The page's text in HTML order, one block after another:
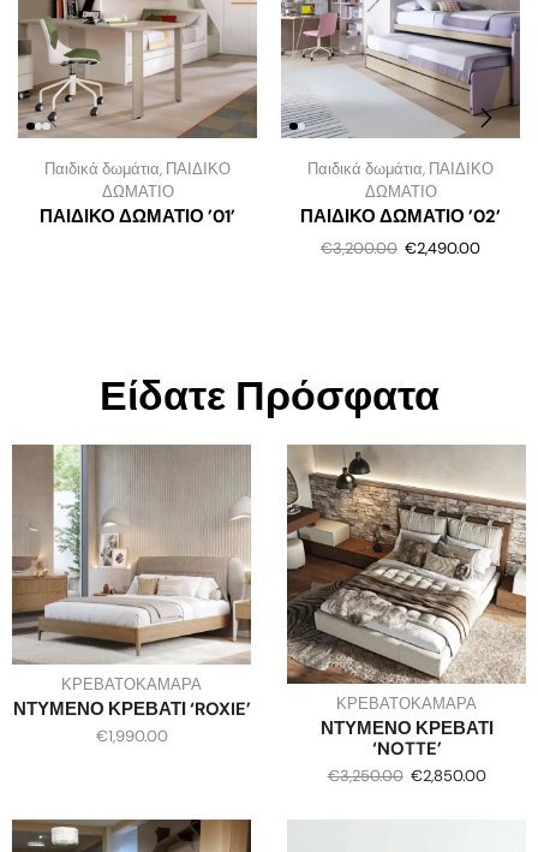
Παιδικά δωμάτια, ΠΑΙΔΙΚΟ
ΔΩΜΑΤΙΟ
ΠΑΙΔΙΚΟ ΔΩΜΑΤΙΟ ’01’
Παιδικά δωμάτια, ΠΑΙΔΙΚΟ
ΔΩΜΑΤΙΟ
ΠΑΙΔΙΚΟ ΔΩΜΑΤΙΟ ’02’
€3,200.00 €2,490.00
Είδατε Πρόσφατα
ΚΡΕΒΑΤΟΚΑΜΑΡΑ
ΝΤΥΜΕΝΟ ΚΡΕΒΑΤΙ ‘ROXIE’
€1,990.00
ΚΡΕΒΑΤΟΚΑΜΑΡΑ
ΝΤΥΜΕΝΟ ΚΡΕΒΑΤΙ
‘NOTTE’
€3,250.00 €2,850.00